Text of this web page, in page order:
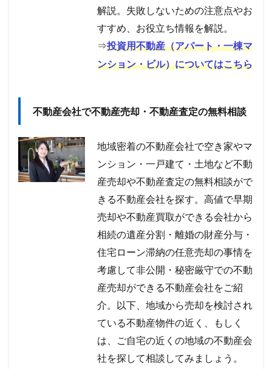
解説。失敗しないための注意点やお
すすめ、お役立ち情報を解説。
⇒投資用不動産（アパート・一棟マ
ンション・ビル）についてはこちら
不動産会社で不動産売却・不動産査定の無料相談
地域密着の不動産会社で空き家やマ
ンション・一戸建て・土地など不動
産売却や不動産査定の無料相談がで
きる不動産会社を探す。高値で早期
売却や不動産買取ができる会社から
相続の遺産分割・離婚の財産分与・
住宅ローン滞納の任意売却の事情を
考慮して非公開・秘密厳守での不動
産売却ができる不動産会社をご紹
介。以下、地域から売却を検討され
ている不動産物件の近く、もしく
は、ご自宅の近くの地域の不動産会
社を探して相談してみましょう。